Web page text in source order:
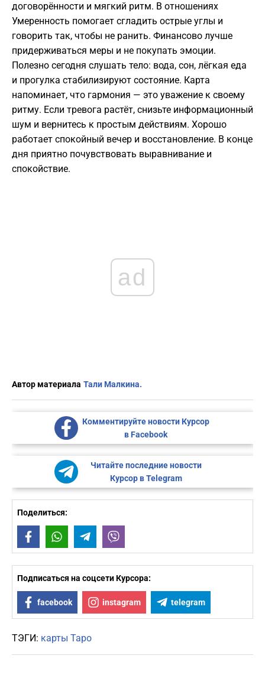
договорённости и мягкий ритм. В отношениях
Умеренность помогает сгладить острые углы и
говорить так, чтобы не ранить. Финансово лучше
придерживаться меры и не покупать эмоции.
Полезно сегодня слушать тело: вода, сон, лёгкая еда
и прогулка стабилизируют состояние. Карта
напоминает, что гармония — это уважение к своему
ритму. Если тревога растёт, снизьте информационный
шум и вернитесь к простым действиям. Хорошо
работает спокойный вечер и восстановление. В конце
дня приятно почувствовать выравнивание и
спокойствие.
ad
Автор материала Тали Малкина.
Комментируйте новости Курсор
в Facebook
Читайте последние новости
Курсор в Telegram
Поделиться:
FacebookWhatsAppTelegram
Подписаться на соцсети Курсора:
facebook instagram telegram
ТЭГИ: карты Таро